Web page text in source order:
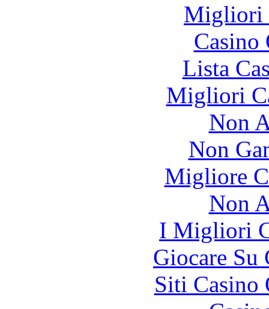
Migliori
Lista
Migliori
Non
Non
Migliore
Non
I Migliori
Giocare Su
Siti Casino